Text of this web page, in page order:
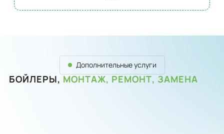
Дополнительные услуги
БОЙЛЕРЫ, МОНТАЖ, РЕМОНТ, ЗАМЕНА